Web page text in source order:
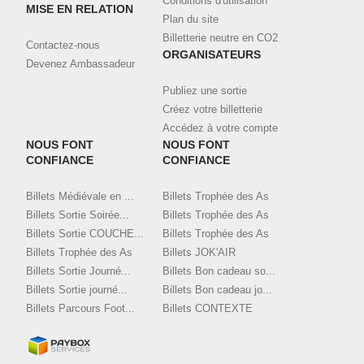
MISE EN RELATION
Contactez-nous
Devenez Ambassadeur
Plan du site
Billetterie neutre en CO2
ORGANISATEURS
Publiez une sortie
Créez votre billetterie
Accédez à votre compte
NOUS FONT
CONFIANCE
Billets Médiévale en ...
Billets Sortie Soirée...
Billets Sortie COUCHE...
Billets Trophée des As
Billets Sortie Journé...
Billets Sortie journé...
Billets Parcours Foot...
NOUS FONT
CONFIANCE
Billets Trophée des As
Billets Trophée des As
Billets Trophée des As
Billets JOK'AIR
Billets Bon cadeau so...
Billets Bon cadeau jo...
Billets CONTEXTE